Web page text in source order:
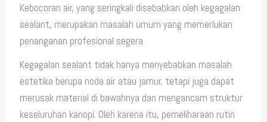
Kebocoran air, yang seringkali disebabkan oleh kegagalan
sealant, merupakan masalah umum yang memerlukan
penanganan profesional segera.
Kegagalan sealant tidak hanya menyebabkan masalah
estetika berupa noda air atau jamur, tetapi juga dapat
merusak material di bawahnya dan mengancam struktur
keseluruhan kanopi. Oleh karena itu, pemeliharaan rutin